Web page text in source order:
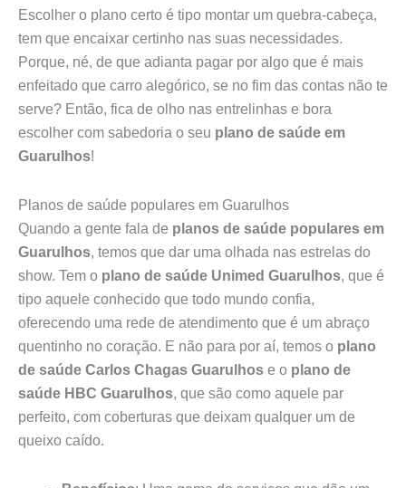
Escolher o plano certo é tipo montar um quebra-cabeça,
tem que encaixar certinho nas suas necessidades.
Porque, né, de que adianta pagar por algo que é mais
enfeitado que carro alegórico, se no fim das contas não te
serve? Então, fica de olho nas entrelinhas e bora
escolher com sabedoria o seu plano de saúde em
Guarulhos!
Planos de saúde populares em Guarulhos
Quando a gente fala de planos de saúde populares em
Guarulhos, temos que dar uma olhada nas estrelas do
show. Tem o plano de saúde Unimed Guarulhos, que é
tipo aquele conhecido que todo mundo confia,
oferecendo uma rede de atendimento que é um abraço
quentinho no coração. E não para por aí, temos o plano
de saúde Carlos Chagas Guarulhos e o plano de
saúde HBC Guarulhos, que são como aquele par
perfeito, com coberturas que deixam qualquer um de
queixo caído.